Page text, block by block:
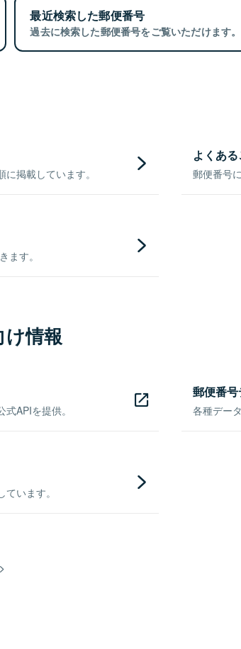
最近検索した郵便番号
過去に検索した郵便番号をご覧いただけます。
掲載しています。
よくあ
郵便番号
ます。
情報
APIを提供。
郵便番
各種デー
います。